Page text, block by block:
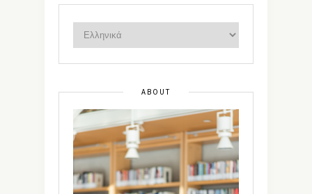
ABOUT